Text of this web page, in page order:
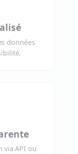
données
via API ou